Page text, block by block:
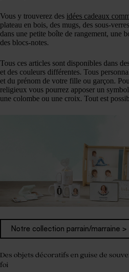
Vous y trouverez des idées cadeaux
plateau en bois, des mugs, des sous-
dans une petite boîte de rangement, une
des blocs-notes.
Tous ces articles sont disponibles dans
et des couleurs différentes. Tous
et du prénom de votre fille ou garçon.
religieux vous pourrez apposer un
une colombe ou une croix. Tout est
Notre collection parrain/marraine >
Des objets décoratifs en guise de
foi